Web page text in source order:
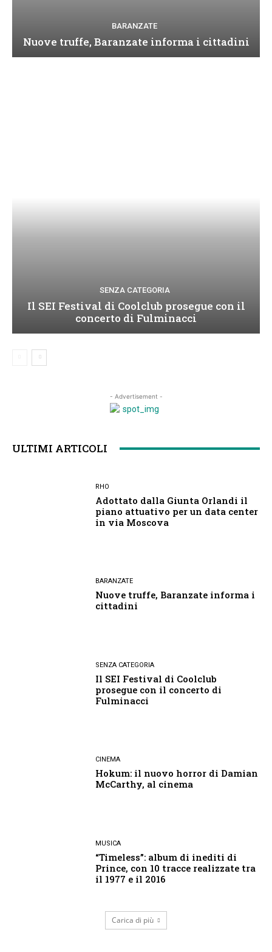
BARANZATE
Nuove truffe, Baranzate informa i cittadini
SENZA CATEGORIA
Il SEI Festival di Coolclub prosegue con il
concerto di Fulminacci
- Advertisement -
ULTIMI ARTICOLI
RHO
Adottato dalla Giunta Orlandi il
piano attuativo per un data center
in via Moscova
BARANZATE
Nuove truffe, Baranzate informa i
cittadini
SENZA CATEGORIA
Il SEI Festival di Coolclub
prosegue con il concerto di
Fulminacci
CINEMA
Hokum: il nuovo horror di Damian
McCarthy, al cinema
MUSICA
“Timeless”: album di inediti di
Prince, con 10 tracce realizzate tra
il 1977 e il 2016
Carica di più